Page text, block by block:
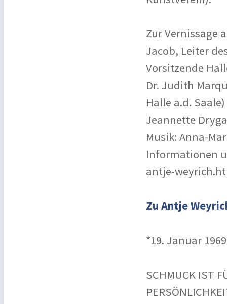
Zur Vernissage
Jacob, Leiter
Vorsitzende
Dr. Judith
Halle a.d.
Jeannette
Musik: Anna-
Informationen
antje-
Zu Antje
*19. Januar
SCHMUCK IST